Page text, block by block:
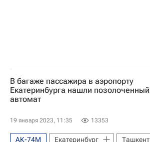
В багаже пассажира в аэропорту
Екатеринбурга нашли позолоченный
автомат
19 января 2023, 11:35 13353
АК-74М Екатеринбург
Ташкент